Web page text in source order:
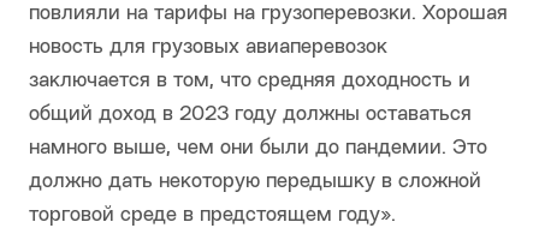
повлияли на тарифы на грузоперевозки. Хорошая
новость для грузовых авиаперевозок
заключается в том, что средняя доходность и
общий доход в 2023 году должны оставаться
намного выше, чем они были до пандемии. Это
должно дать некоторую передышку в сложной
торговой среде в предстоящем году».